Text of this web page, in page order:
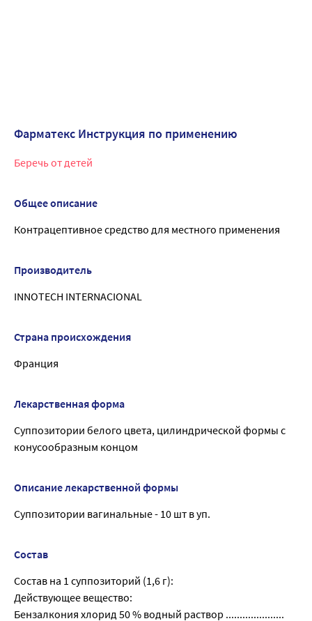
Фарматекс Инструкция по применению
Беречь от детей
Общее описание
Контрацептивное средство для местного применения
Производитель
INNOTECH INTERNACIONAL
Страна происхождения
Франция
Лекарственная форма
Суппозитории белого цвета, цилиндрической формы с
конусообразным концом
Описание лекарственной формы
Суппозитории вагинальные - 10 шт в уп.
Состав
Состав на 1 суппозиторий (1,6 г):
Действующее вещество:
Бензалкония хлорид 50 % водный раствор .....................